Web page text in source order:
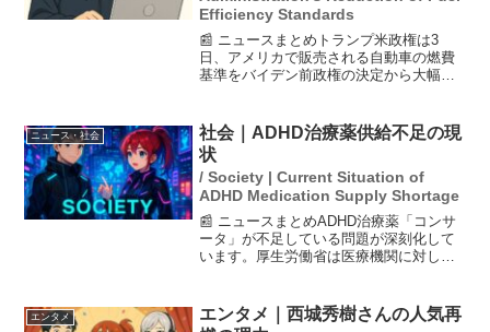
Efficiency Standards
📰 ニュースまとめトランプ米政権は3
日、アメリカで販売される自動車の燃費
基準をバイデン前政権の決定から大幅に
的とし、ガソリン車の販売を促進する狙
いがあります。この政策に...
ニュース・社会
社会｜ADHD治療薬供給不足の現
状
/ Society | Current Situation of
ADHD Medication Supply Shortage
📰 ニュースまとめADHD治療薬「コンサ
ータ」が不足している問題が深刻化して
います。厚生労働省は医療機関に対し、
ました。この状況は、注意欠如多動症を
抱える患者にとって深...
エンタメ
エンタメ｜西城秀樹さんの人気再